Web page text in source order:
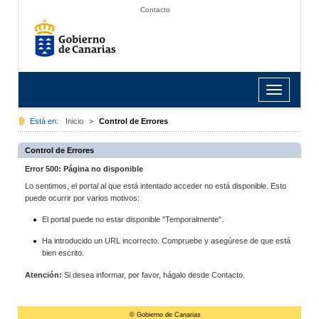
Contacto
Toggle
navigation
Está en: Inicio > Control de Errores
Control de Errores
Error 500: Página no disponible
Lo sentimos, el portal al que está intentado acceder no está disponible. Esto
puede ocurrir por varios motivos:
El portal puede no estar disponible "Temporalmente".
Ha introducido un URL incorrecto. Compruebe y asegúrese de que está
bien escrito.
Atención: Si desea informar, por favor, hágalo desde Contacto.
© Gobierno de Canarias